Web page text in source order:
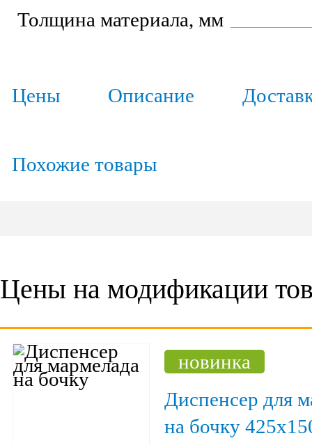
Толщина материала, мм
Цены Описание
Похожие товары
Цены на модификации
новинка
Диспенсер для
на бочку